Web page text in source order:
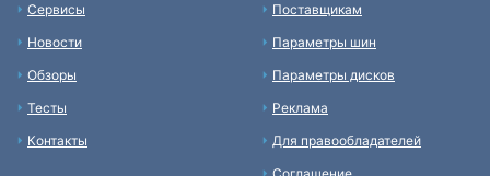
Сервисы
Новости
Обзоры
Тесты
Контакты
Поставщикам
Параметры шин
Параметры дисков
Реклама
Для правообладателей